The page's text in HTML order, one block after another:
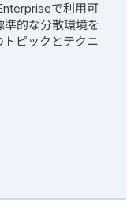
で利用可
的な分散環境を
トピックとテクニ